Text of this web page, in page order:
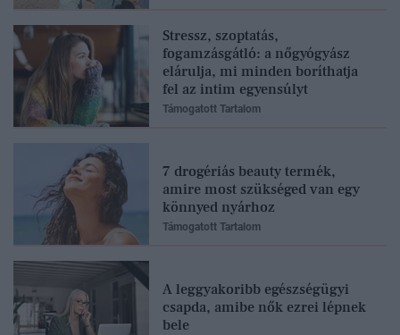
Stressz, szoptatás,
fogamzásgátló: a nőgyógyász
elárulja, mi minden boríthatja
fel az intim egyensúlyt
Támogatott Tartalom
7 drogériás beauty termék,
amire most szükséged van egy
könnyed nyárhoz
Támogatott Tartalom
A leggyakoribb egészségügyi
csapda, amibe nők ezrei lépnek
bele